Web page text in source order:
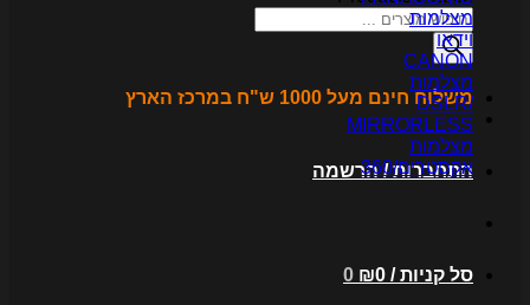
חינם מעל 1000 ש"ח במרכז הארץ
/ הרשמה
קניות / ₪0
0
360